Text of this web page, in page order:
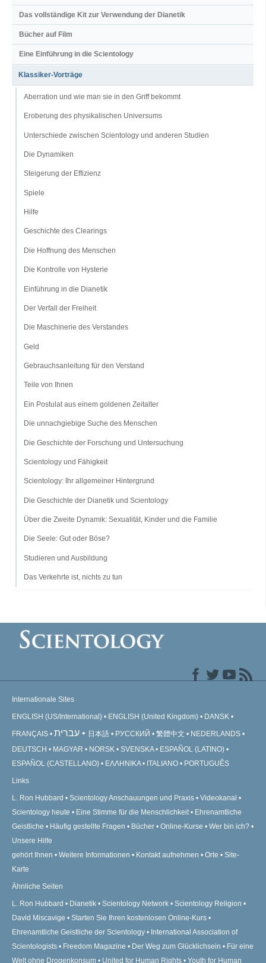
Das vollständige Kit zur Verwendung der Dianetik
Bücher auf Film
Eine Einführung in die Scientology
Klassiker-Vorträge
Aberration und wie man sie in den Griff bekommt
Eroberung des physikalischen Universums
Unterschiede zwischen Scientology und anderen Studien
Die Dynamiken
Steigerung der Effizienz
Spiele
Hilfe
Geschichte des Clearings
Die Hoffnung des Menschen
Die Kontrolle von Hysterie
Einführung in die Dianetik
Der Verfall der Freiheit
Die Maschinerie des Verstandes
Geld
Gebrauchsanleitung für den Verstand
Teile von Ihnen
Ein Postulat aus einem goldenen Zeitalter
Die unnachgiebige Suche des Menschen
Die Geschichte der Forschung und Untersuchung
Scientology und Fähigkeit
Scientology: Ihr allgemeiner Hintergrund
Die Geschichte der Dianetik und Scientology
Über die Zweite Dynamik: Sexualität, Kinder und die Familie
Die Seele: Gut oder Böse?
Studieren und Ausbildung
Das Verkehrte ist, nichts zu tun
Internationale Sites
ENGLISH (US/International) ENGLISH (United Kingdom) DANSK
FRANÇAIS עברית 日本語 РУССКИЙ 繁體中文
NEDERLANDS
DEUTSCH
MAGYAR NORSK SVENSKA
ESPAÑOL (LATINO)
ESPAÑOL (CASTELLANO)
ΕΛΛΗΝΙΚA ITALIANO PORTUGUÊS
Links
L. Ron Hubbard Scientology Anschauungen und Praxis
Videokanal
Scientology heute
Eine Stimme für die Menschlichkeit
Ehrenamtliche
Geistliche
Häufig gestellte Fragen Bücher Online-Kurse
Wer bin ich?
Unsere Hilfe
gehört Ihnen
Weitere Informationen Kontakt aufnehmen Orte
Site-
Karte
Ähnliche Seiten
L. Ron Hubbard Dianetik Scientology Network
Scientology Religion
David Miscavige
Starten Sie Ihren kostenlosen Online-Kurs
Ehrenamtliche Geistliche der Scientology
International Association of
Scientologists
Freedom Magazine Der Weg zum Glücklichsein
Für eine
Welt ohne Drogenkonsum
United for Human Rights Youth for Human